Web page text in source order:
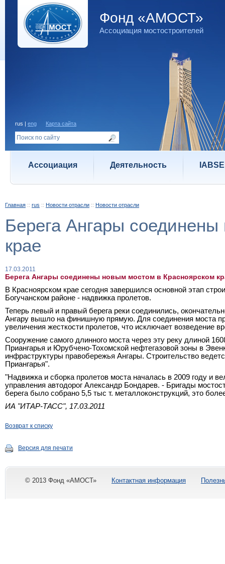
Фонд «АМОСТ»
Ассоциация мостостроителей
rus | eng Карта сайта
Ассоциация Деятельность IABSE
Главная :: rus :: Новости отрасли :: Новости отрасли
Берега Ангары
крае
17.03.2011
Берега Ангары соединены новым мостом в Красноярском
В Красноярском крае сегодня завершился основной этап
Богучанском районе - надвижка пролетов.
Теперь левый и правый берега реки соединились,
Ангару вышло на финишную прямую. Для соединения моста
увеличения жесткости пролетов, что исключает возведение
Сооружение самого длинного моста через эту реку длиной
Приангарья и Юрубчено-Тохомской нефтегазовой зоны в
инфраструктуры правобережья Ангары. Строительство
Приангарья".
"Надвижка и сборка пролетов моста началась в 2009 году и
управления автодорог Александр Бондарев. - Бригады
берега было собрано 5,5 тыс т. металлоконструкций, это
ИА "ИТАР-ТАСС", 17.03.2011
Возврат к списку
Версия для печати
© 2013 Фонд «АМОСТ» Контактная информация